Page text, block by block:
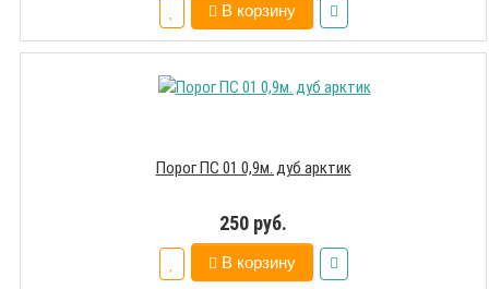
В корзину
Порог ПС 01 0,9м. дуб арктик
250 руб.
В корзину